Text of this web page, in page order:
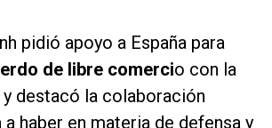
pidió apoyo a España para
de libre comercio con la
y destacó la colaboración
haber en materia de defensa y